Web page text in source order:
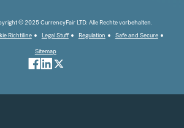
© 2025 CurrencyFair LTD. Alle Rechte vorbehalten.
Richtiline Legal Stuff Regulation
Safe and Secure
Sitemap